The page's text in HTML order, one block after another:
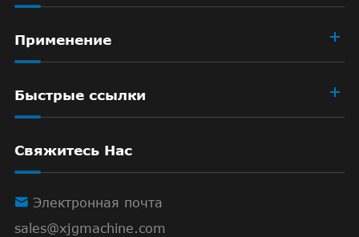
Применение
Быстрые ссылки
Свяжитесь Нас
 Электронная почта
sales@xjgmachine.com